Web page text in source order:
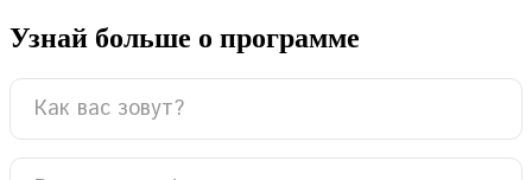
Узнай больше о программе